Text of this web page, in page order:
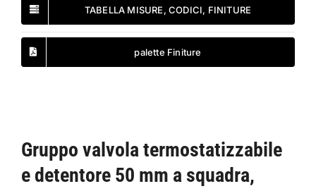
TABELLA MISURE, CODICI, FINITURE
palette Finiture
Gruppo valvola termostatizzabile
e detentore 50 mm a squadra,